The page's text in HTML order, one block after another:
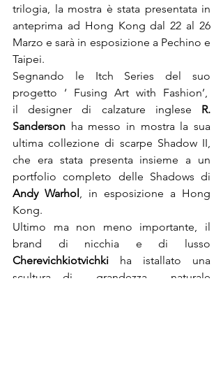
trilogia, la mostra è stata presentata in
anteprima ad Hong Kong dal 22 al 26
Marzo e sarà in esposizione a Pechino e
Taipei.
Segnando le Itch Series del suo
progetto ‘ Fusing Art with Fashion’,
il designer di calzature inglese R.
Sanderson ha messo in mostra la sua
ultima collezione di scarpe Shadow II,
che era stata presenta insieme a un
Andy Warhol, in esposizione a Hong
Kong.
Ultimo ma non meno importante, il
Cherevichkiotvichki ha istallato una
scultura di  grandezza  naturale